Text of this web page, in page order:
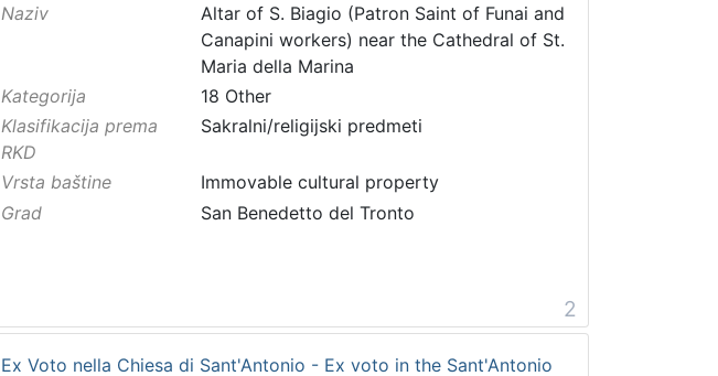
Naziv
Altar of S. Biagio (Patron Saint of Funai and
Canapini workers) near the Cathedral of St.
Maria della Marina
Kategorija
18 Other
Klasifikacija prema
RKD
Sakralni/religijski predmeti
Vrsta baštine
Immovable cultural property
Grad
San Benedetto del Tronto
2
Ex Voto nella Chiesa di Sant'Antonio - Ex voto in the Sant'Antonio